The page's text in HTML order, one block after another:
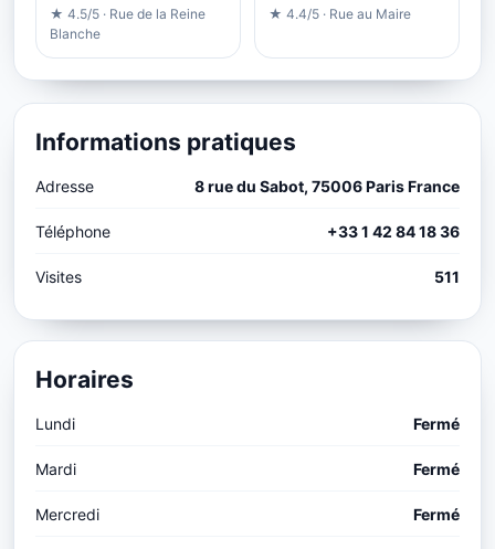
★ 4.5/5 · Rue de la Reine
Blanche
★ 4.4/5 · Rue au Maire
Informations pratiques
Adresse 8 rue du Sabot, 75006 Paris France
Téléphone +33 1 42 84 18 36
Visites 511
Horaires
Lundi Fermé
Mardi Fermé
Mercredi Fermé